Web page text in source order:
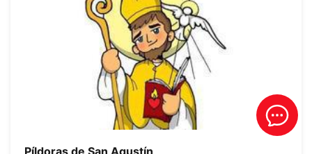
Píldoras de San Agustín